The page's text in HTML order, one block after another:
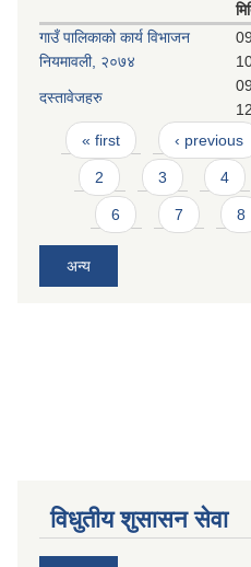
गाउँ पालिकाको कार्य विभाजन
नियमावली, २०७४
दस्तावेजहरु
Pages
« first ‹ previous
2 3 4
6 7 8
अन्य
विधुतीय शुसासन सेवा